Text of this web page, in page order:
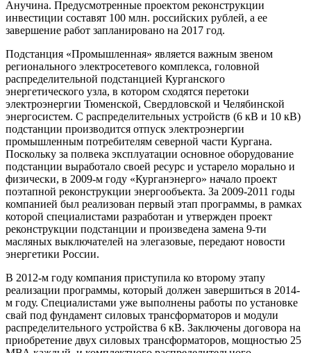
Анучина. Предусмотренные проектом реконструкции
инвестиции составят 100 млн. российских рублей, а ее
завершение работ запланировано на 2017 год.
Подстанция «Промышленная» является важным звеном
регионального электросетевого комплекса, головной
распределительной подстанцией Курганского
энергетического узла, в котором сходятся перетоки
электроэнергии Тюменской, Свердловской и Челябинской
энергосистем. С распределительных устройств (6 кВ и 10 кВ)
подстанции производится отпуск электроэнергии
промышленным потребителям северной части Кургана.
Поскольку за полвека эксплуатации основное оборудование
подстанции выработало своей ресурс и устарело морально и
физически, в 2009-м году «Курганэнерго» начало проект
поэтапной реконструкции энергообъекта. За 2009-2011 годы
компанией был реализован первый этап программы, в рамках
которой специалистами разработан и утвержден проект
реконструкции подстанции и произведена замена 9-ти
масляных выключателей на элегазовые, передают новости
энергетики России.
В 2012-м году компания приступила ко второму этапу
реализации программы, который должен завершиться в 2014-
м году. Специалистами уже выполнены работы по установке
свай под фундамент силовых трансформаторов и модули
распределительного устройства 6 кВ. Заключены договора на
приобретение двух силовых трансформаторов, мощностью 25